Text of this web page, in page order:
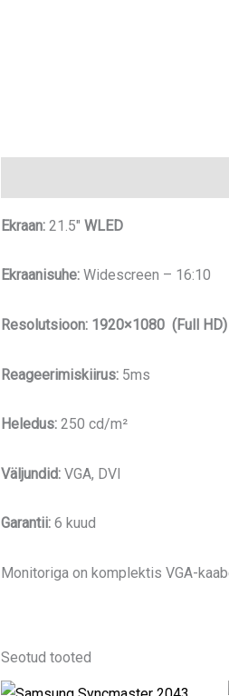
Ekraan: 21.5″ WLED
Ekraanisuhe: Widescreen – 16:10
Resolutsioon: 1920×1080 (Full HD)
Reageerimiskiirus:5ms
Heledus: 250 cd/m²
Väljundid: VGA, DVI
Garantii: 6 kuud
Monitoriga on komplektis VGA-
Seotud tooted